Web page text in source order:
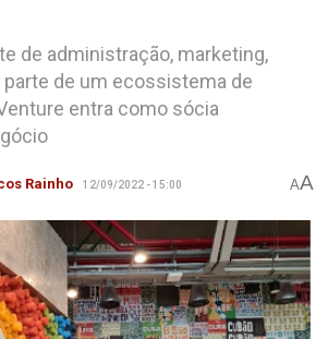
de administração, marketing,
de um ecossistema de
entra como sócia
Rainho 12/09/2022 - 15:00 AA